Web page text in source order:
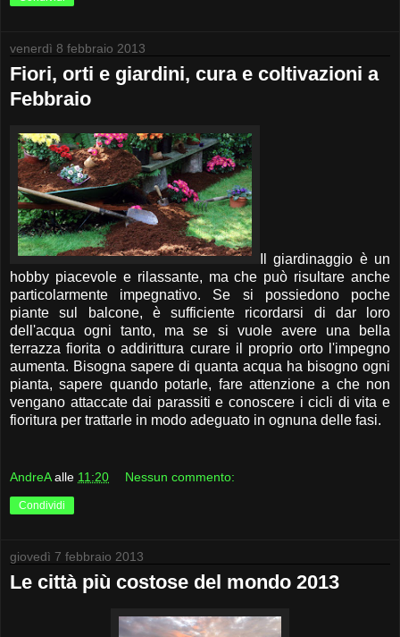
venerdì 8 febbraio 2013
Fiori, orti e giardini, cura e coltivazioni a
Febbraio
Il giardinaggio è un
hobby piacevole e rilassante, ma che può risultare anche
particolarmente impegnativo. Se si possiedono poche
piante sul balcone, è sufficiente ricordarsi di dar loro
dell'acqua ogni tanto, ma se si vuole avere una bella
terrazza fiorita o addirittura curare il proprio orto l'impegno
aumenta. Bisogna sapere di quanta acqua ha bisogno ogni
pianta, sapere quando potarle, fare attenzione a che non
vengano attaccate dai parassiti e conoscere i cicli di vita e
fioritura per trattarle in modo adeguato in ognuna delle fasi.
AndreA alle 11:20 Nessun commento:
Condividi
giovedì 7 febbraio 2013
Le città più costose del mondo 2013